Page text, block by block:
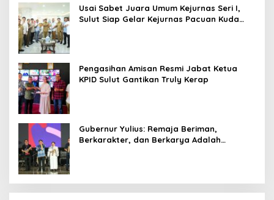
Usai Sabet Juara Umum Kejurnas Seri I,
Sulut Siap Gelar Kejurnas Pacuan Kuda
Pengasihan Amisan Resmi Jabat Ketua
KPID Sulut Gantikan Truly Kerap
Gubernur Yulius: Remaja Beriman,
Berkarakter, dan Berkarya Adalah